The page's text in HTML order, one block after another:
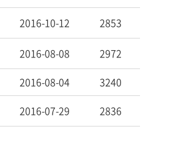
2016-10-12 2853
2016-08-08
2972
2016-08-04
3240
2016-07-29 2836